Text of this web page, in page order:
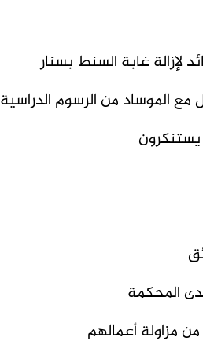
لإزالة غابة السنط بسنار
مع الموساد من الرسوم الدراسية
مزاولة أعمالهم